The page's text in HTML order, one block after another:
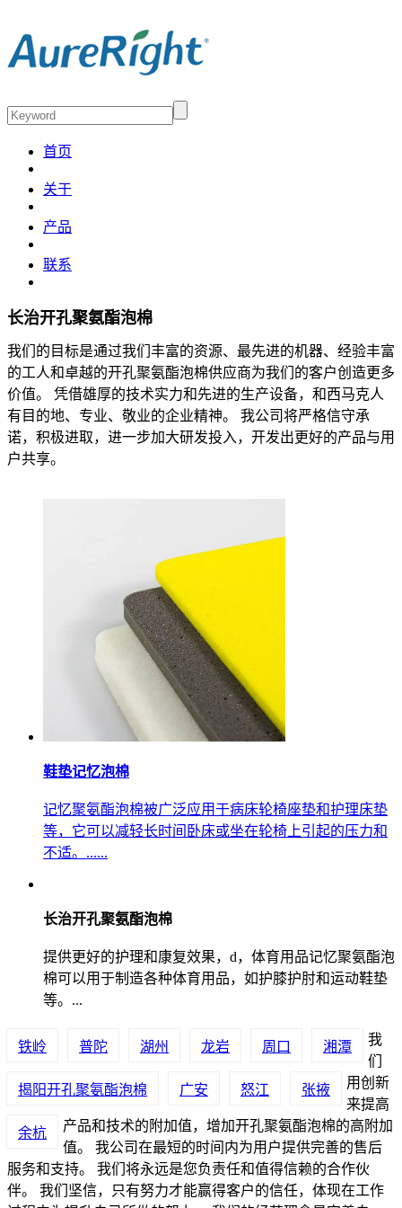
首页
关于
产品
联系
长治开孔聚氨酯泡棉
我们的目标是通过我们丰富的资源、最先进的机器、经验丰富
的工人和卓越的开孔聚氨酯泡棉供应商为我们的客户创造更多
价值。 凭借雄厚的技术实力和先进的生产设备，和西马克人
有目的地、专业、敬业的企业精神。 我公司将严格信守承
诺，积极进取，进一步加大研发投入，开发出更好的产品与用
户共享。
鞋垫记忆泡棉
记忆聚氨酯泡棉被广泛应用于病床轮椅座垫和护理床垫
等，它可以减轻长时间卧床或坐在轮椅上引起的压力和
不适。......
长治开孔聚氨酯泡棉
提供更好的护理和康复效果，d，体育用品记忆聚氨酯泡
棉可以用于制造各种体育用品，如护膝护肘和运动鞋垫
等。...
铁岭 普陀 湖州 龙岩 周口 湘潭
揭阳开孔聚氨酯泡棉 广安 怒江 张掖
余杭
我
们
用创新
来提高
产品和技术的附加值，增加开孔聚氨酯泡棉的高附加
值。 我公司在最短的时间内为用户提供完善的售后
服务和支持。 我们将永远是您负责任和值得信赖的合作伙
伴。 我们坚信，只有努力才能赢得客户的信任，体现在工作